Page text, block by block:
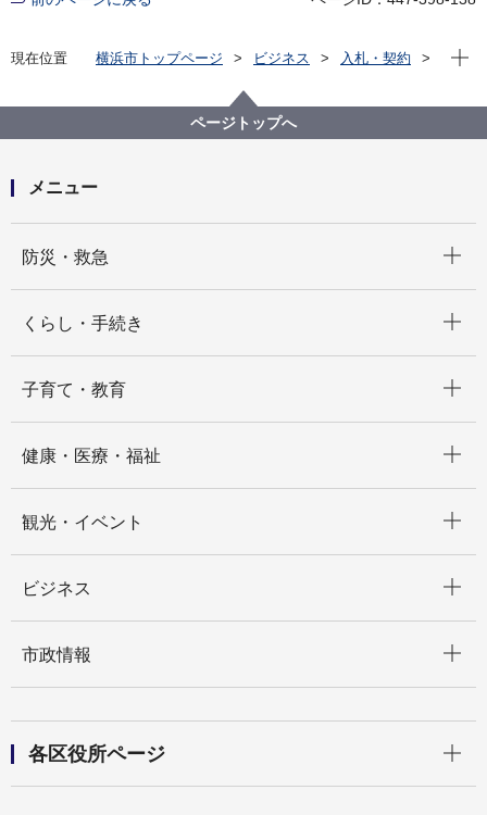
現在位置 横浜市トップページ ビジネス
入札・契約
指名競争入札（公募型でない）の入札結果
令和５年統一地方選挙における西区役所・西公会堂期
日前投票所への人材派遣（令和４年度分）
現在
ページトップへ
メニュー
防災・救急
くらし・手続き
子育て・教育
健康・医療・福祉
観光・イベント
ビジネス
市政情報
各区役所ページ